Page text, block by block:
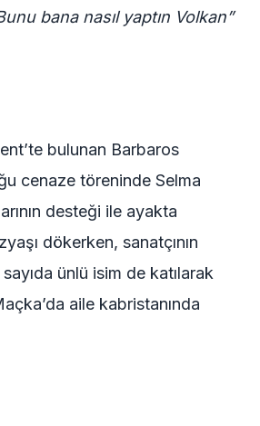
bana nasıl yaptın Volkan”
bulunan Barbaros
cenaze töreninde Selma
desteği ile ayakta
dökerken, sanatçının
ünlü isim de katılarak
aile kabristanında